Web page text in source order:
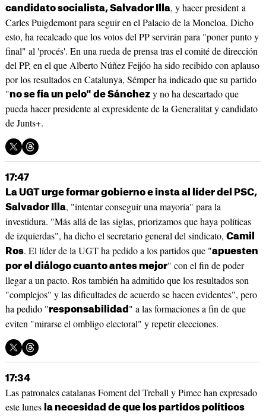
candidato socialista, Salvador Illa, y hacer president a
Carles Puigdemont para seguir en el Palacio de la Moncloa. Dicho
esto, ha recalcado que los votos del PP servirán para "poner punto y
final" al 'procés'. En una rueda de prensa tras el comité de dirección
del PP, en el que Alberto Núñez Feijóo ha sido recibido con aplauso
por los resultados en Catalunya, Sémper ha indicado que su partido
"no se fía un pelo" de Sánchezy no ha descartado que
pueda hacer presidente al expresidente de la Generalitat y candidato
de Junts+.
17:47
La UGT urge formar gobierno e insta al líder del PSC,
Salvador Illa, "intentar conseguir una mayoría" para la
investidura. "Más allá de las siglas, priorizamos que haya políticas
de izquierdas", ha dicho el secretario general del sindicato, Camil
Ros. El líder de la UGT ha pedido a los partidos que "apuesten
por el diálogo cuanto antes mejor" con el fin de poder
llegar a un pacto. Ros también ha admitido que los resultados son
"complejos" y las dificultades de acuerdo se hacen evidentes", pero
ha pedido "responsabilidad " a las formaciones a fin de que
eviten "mirarse el ombligo electoral" y repetir elecciones.
17:34
Las patronales catalanas Foment del Treball y Pimec han expresado
este lunes la necesidad de que los partidos políticos